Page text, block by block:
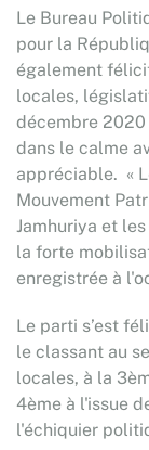
Le Bureau
pour la
également
locales,
décembre
dans le calme
appréciable. «
Mouvement
Jamhuriya et
la forte
enregistrée à
Le parti s’est
le classant au
locales, à la
4ème à l'issue
l'échiquier